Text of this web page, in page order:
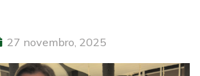
27 novembro, 2025